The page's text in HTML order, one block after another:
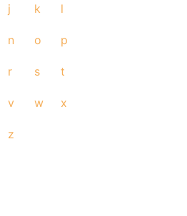
j k l
n o p
r s t
v w x
z